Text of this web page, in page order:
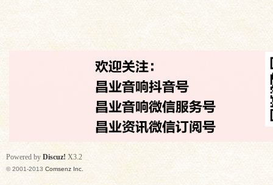
Powered by Discuz! X3.2
© 2001-2013 Comsenz Inc.